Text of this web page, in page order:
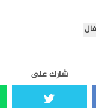
شارك على